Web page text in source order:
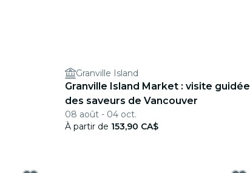
Granville Island
Granville Island Market : visite guidée
des saveurs de Vancouver
08 août - 04 oct.
À partir de 153,90 CA$